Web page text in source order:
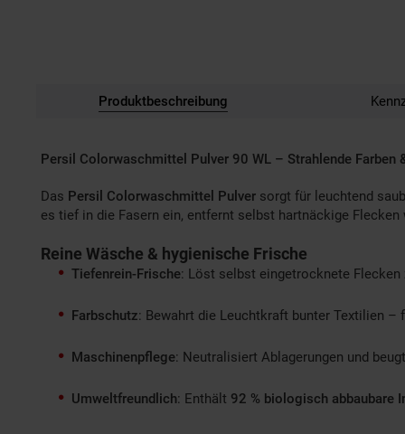
Produktbeschreibung
Persil Colorwaschmittel Pulver 90 WL – Strahlende Farben
Das Persil Colorwaschmittel Pulver sorgt für leuchtend
es tief in die Fasern ein, entfernt selbst hartnäckige
Reine Wäsche & hygienische Frische
Tiefenrein-Frische: Löst selbst eingetrocknete
Farbschutz: Bewahrt die Leuchtkraft bunter Textilien –
Maschinenpflege: Neutralisiert Ablagerungen und
Umweltfreundlich: Enthält 92 % biologisch abbaubare